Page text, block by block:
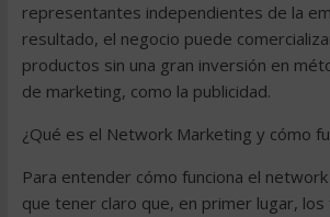
representantes independientes de la
resultado, el negocio puede
productos sin una gran inversión en
de marketing, como la publicidad.
¿Qué es el Network Marketing y cómo
Para entender cómo funciona el
que tener claro que, en primer lugar, los